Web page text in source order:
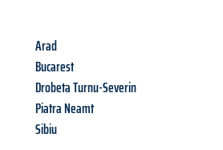
Arad
Bucarest
Drobeta Turnu-Severin
Piatra Neamt
Sibiu